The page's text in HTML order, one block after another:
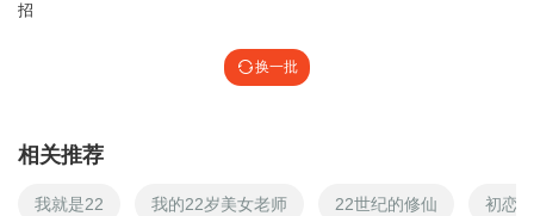
招
换一批
相关推荐
我就是22 我的22岁美女老师 22世纪的修仙 初恋